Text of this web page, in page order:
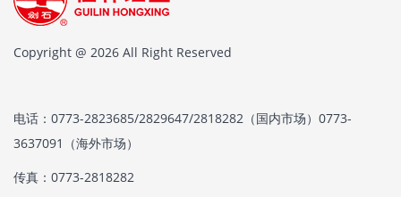
Copyright @ 2026 All Right Reserved
电话：0773-2823685/2829647/2818282（国内市场）0773-
3637091（海外市场）
传真：0773-2818282